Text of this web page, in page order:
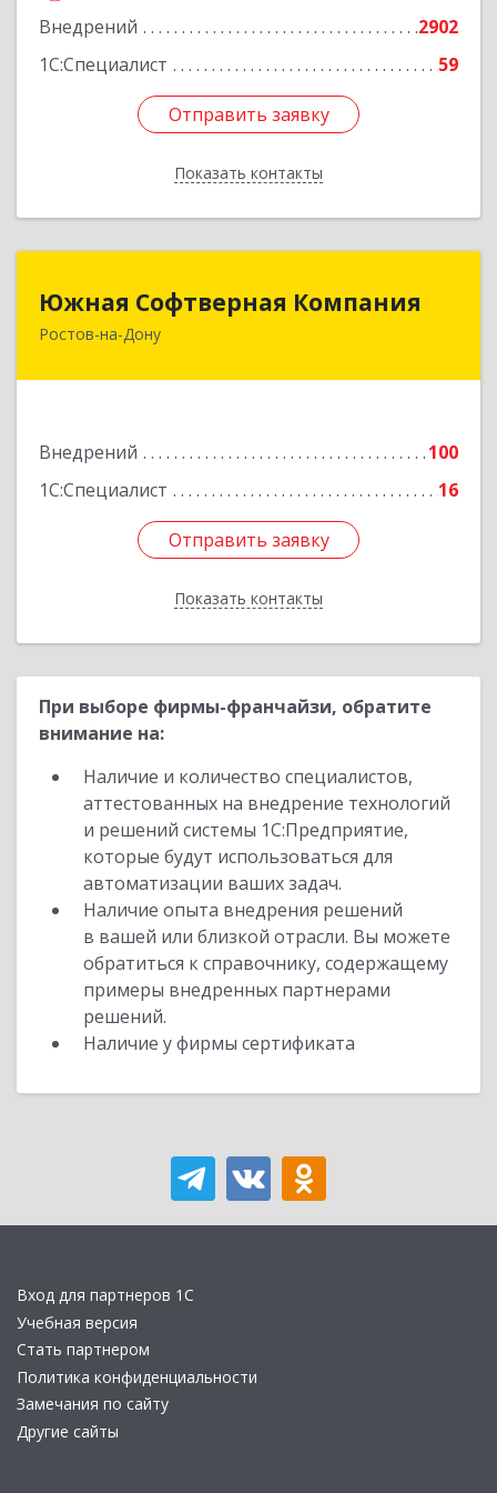
Внедрений
2902
1С:Специалист
59
Отправить заявку
Показать контакты
Отправить заявку
Назад
Южная Софтверная Компания
Ростов-на-Дону
Внедрений
100
1С:Специалист
16
Отправить заявку
Показать контакты
Южная Софтверная Компания
344116, Ростовская обл, Ростов-на-Дону г, 2-я
Отправить заявку
Назад
При выборе фирмы-франчайзи, обратите
внимание на:
Наличие и количество специалистов,
аттестованных на внедрение технологий
и решений системы 1С:Предприятие,
которые будут использоваться для
автоматизации ваших задач.
Наличие опыта внедрения решений
в вашей или близкой отрасли. Вы можете
обратиться к справочнику, содержащему
примеры внедренных партнерами
решений.
Наличие у фирмы сертификата
Вход для партнеров 1С
Учебная версия
Стать партнером
Политика конфиденциальности
Замечания по сайту
Другие сайты